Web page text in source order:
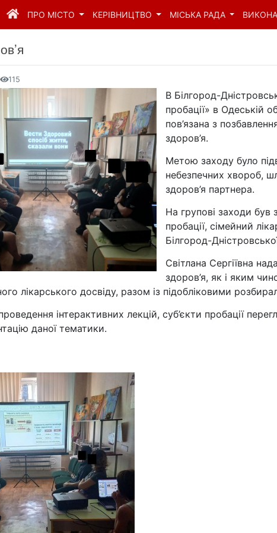
ПРО МІСТО КЕРІВНИЦТВО МІСЬКА РАДА
115
В Білгород-
пробації» в Одеській
пов’язана з
здоров’я.
Метою заходу було
небезпечних хвороб,
здоров’я партнера.
На групові заходи
пробації, сімейний
Білгород-
Світлана Сергіївна
здоров’я, як і яким
лікарського досвіду, разом із підобліковими
інтерактивних лекцій, суб’єкти пробації
даної тематики.